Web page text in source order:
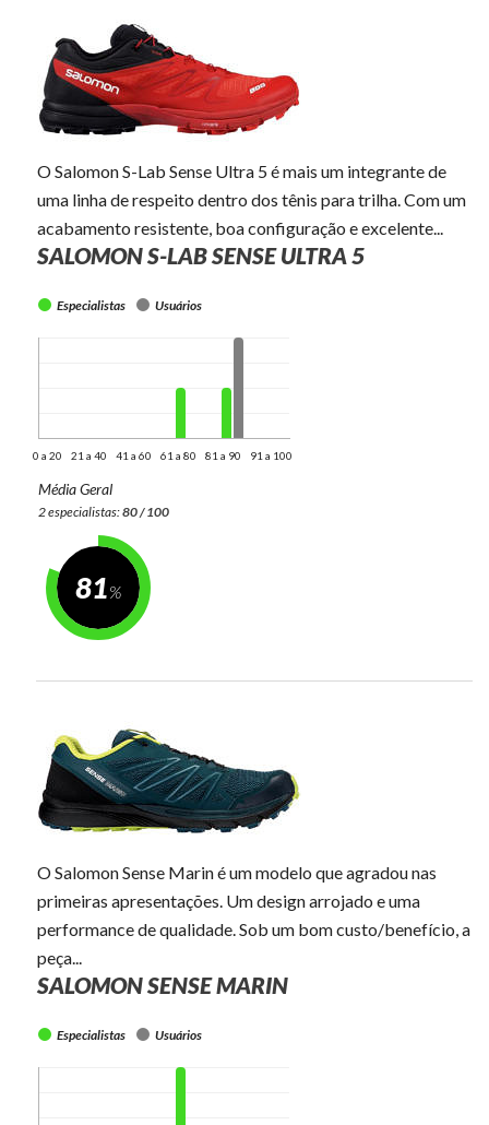
O Salomon S-Lab Sense Ultra 5 é mais um integrante de
uma linha de respeito dentro dos tênis para trilha. Com um
acabamento resistente, boa configuração e excelente...
SALOMON S-LAB SENSE ULTRA 5
Especialistas Usuários
0 a 20 21 a 40 41 a 60 61 a 80 81 a 90 91 a 100
Média Geral
2 especialistas:80 / 100
81
O Salomon Sense Marin é um modelo que agradou nas
primeiras apresentações. Um design arrojado e uma
performance de qualidade. Sob um bom custo/benefício, a
peça...
SALOMON SENSE MARIN
Especialistas Usuários